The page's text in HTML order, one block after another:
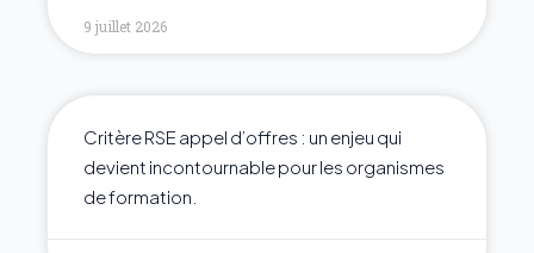
9 juillet 2026
Critère RSE appel d’offres : un enjeu qui
devient incontournable pour les organismes
de formation.